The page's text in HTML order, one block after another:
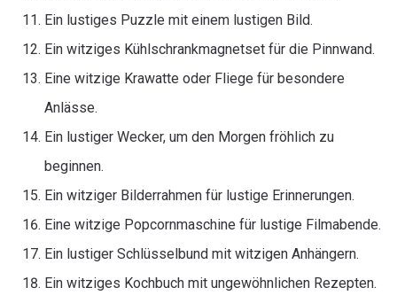
Ein lustiges Puzzle mit einem lustigen Bild.
Ein witziges Kühlschrankmagnetset für die Pinnwand.
Eine witzige Krawatte oder Fliege für besondere
Anlässe.
Ein lustiger Wecker, um den Morgen fröhlich zu
beginnen.
Ein witziger Bilderrahmen für lustige Erinnerungen.
Eine witzige Popcornmaschine für lustige Filmabende.
Ein lustiger Schlüsselbund mit witzigen Anhängern.
Ein witziges Kochbuch mit ungewöhnlichen Rezepten.